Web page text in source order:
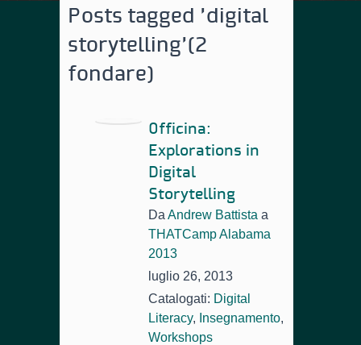
Posts tagged 'digital
storytelling'(2
fondare)
Officina:
Explorations in
Digital
Storytelling
Da Andrew Battista a
THATCamp Alabama
2013
luglio 26, 2013
Catalogati: Digital
Literacy, Insegnamento,
Workshops